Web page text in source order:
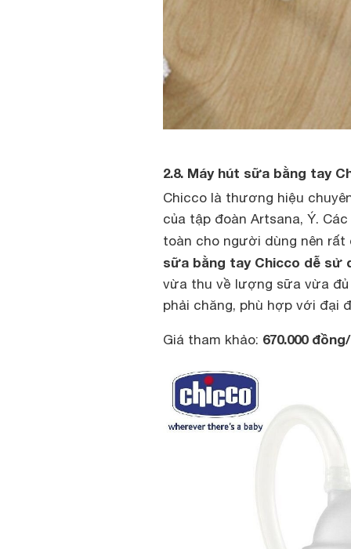
2.8. Máy hút sữa bằng tay
Chicco là thương hiệu
của tập đoàn Artsana, Ý.
toàn cho người dùng nên
sữa bằng tay Chicco dễ sử
vừa thu về lượng sữa vừa
phải chăng, phù hợp với đại
Giá tham khảo: 670.000